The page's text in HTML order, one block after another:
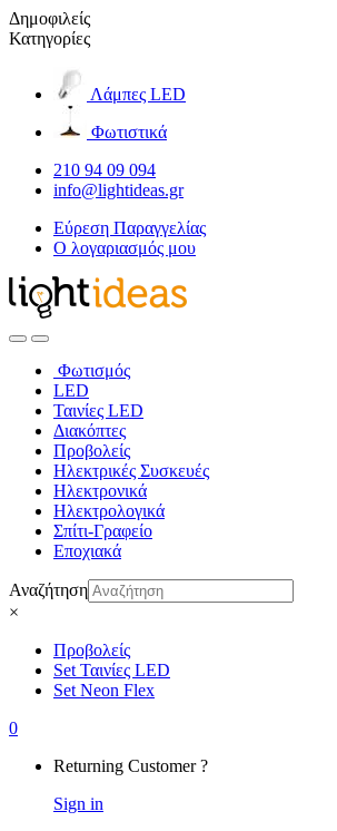
Δημοφιλείς
Κατηγορίες
Λάμπες LED
Φωτιστικά
210 94 09 094
info@lightideas.gr
Εύρεση Παραγγελίας
Ο λογαριασμός μου
Φωτισμός
LED
Ταινίες LED
Διακόπτες
Προβολείς
Ηλεκτρικές Συσκευές
Ηλεκτρονικά
Ηλεκτρολογικά
Σπίτι-Γραφείο
Εποχιακά
Αναζήτηση
×
Προβολείς
Set Ταινίες LED
Set Neon Flex
0
Returning Customer ?
Sign in